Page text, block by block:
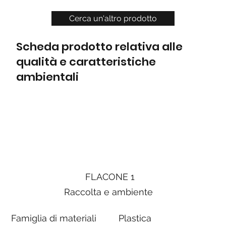
Cerca un'altro prodotto
Scheda prodotto relativa alle
qualità e caratteristiche
ambientali
FLACONE 1
Raccolta e ambiente
Famiglia di materiali Plastica